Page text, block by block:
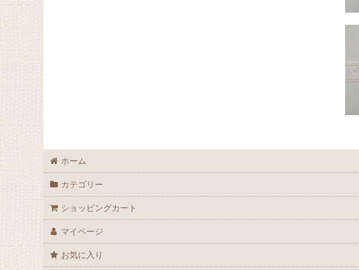
ホーム
カテゴリー
ショッピングカート
マイページ
お気に入り